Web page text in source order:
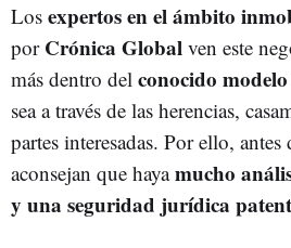
Los expertos en el ámbito
por Crónica Global ven este
más dentro del conocido
sea a través de las herencias,
partes interesadas. Por ello,
aconsejan que hayamucho
y una seguridad jurídica